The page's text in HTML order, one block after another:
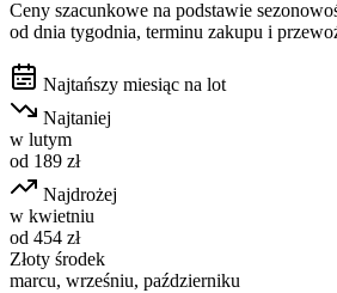
Ceny szacunkowe na podstawie
od dnia tygodnia, terminu zakupu i
Najtańszy miesiąc na lot
Najtaniej
w lutym
od 189 zł
Najdrożej
w kwietniu
od 454 zł
Złoty środek
marcu, wrześniu, październiku